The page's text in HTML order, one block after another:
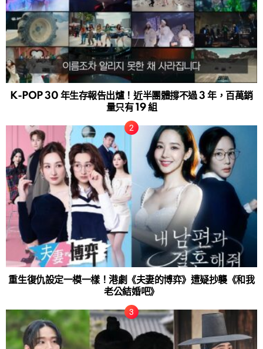
K-POP 30 年生存報告出爐！近半團體撐不過 3 年，百萬銷
量只有 19 組
重生復仇設定一模一樣！港劇《夫妻的博弈》遭疑抄襲《和我
老公結婚吧》